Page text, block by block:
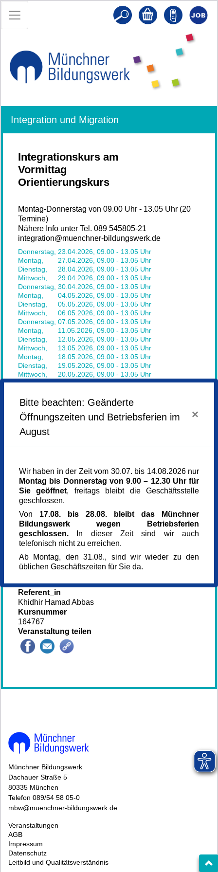
Integration und Migration
Integrationskurs am
Vormittag
Orientierungskurs
Montag-Donnerstag von 09.00 Uhr - 13.05 Uhr (20
Termine)
Nähere Info unter Tel. 089 545805-21
integration@muenchner-bildungswerk.de
Donnerstag, 23.04.2026, 09.00 - 13.05 Uhr
Montag,
27.04.2026, 09.00 - 13.05 Uhr
Dienstag,
28.04.2026, 09.00 - 13.05 Uhr
Mittwoch,
29.04.2026, 09.00 - 13.05 Uhr
Donnerstag, 30.04.2026, 09.00 - 13.05 Uhr
Montag,
04.05.2026, 09.00 - 13.05 Uhr
Dienstag,
05.05.2026, 09.00 - 13.05 Uhr
Mittwoch,
06.05.2026, 09.00 - 13.05 Uhr
Donnerstag, 07.05.2026, 09.00 - 13.05 Uhr
Montag,
11.05.2026, 09.00 - 13.05 Uhr
Dienstag,
12.05.2026, 09.00 - 13.05 Uhr
Mittwoch,
13.05.2026, 09.00 - 13.05 Uhr
Montag,
18.05.2026, 09.00 - 13.05 Uhr
Dienstag,
19.05.2026, 09.00 - 13.05 Uhr
Mittwoch,
20.05.2026, 09.00 - 13.05 Uhr
Donnerstag,21.05.2026,09.00 - 13.05 Uhr
Dienstag,
09.06.2026,09.00 - 13.05 Uhr
Donnerstag,11.06.2026,09.00 - 13.05 Uhr
Veranstaltungsort
Münchner Bildungswerk,1. Stock
München
089 - 54580510
Berechtigt
229 €
Kostenbefreit
0,00 €
Selbstzahler
350 €
Referent_in
Myroslava Savchuk
Beata Nakonieczna
Referent_in
Khidhir Hamad Abbas
Kursnummer
164767
Veranstaltung teilen
Münchner Bildungswerk
Dachauer Straße 5
80335 München
Telefon 089/54 58 05-0
mbw@muenchner-bildungswerk.de
Veranstaltungen
AGB
Impressum
Datenschutz
Leitbild und Qualitätsverständnis
Bitte beachten: Geänderte
Öffnungszeiten und Betriebsferien im
August
×
Wir haben in der Zeit vom 30.07. bis 14.08.2026 nur
Montag bis Donnerstag von 9.00 – 12.30 Uhr für
Sie geöffnet, freitags bleibt die Geschäftsstelle
geschlossen.
Von 17.08. bis 28.08. bleibt das Münchner
Bildungswerk wegen Betriebsferien
geschlossen. In dieser Zeit sind wir auch
telefonisch nicht zu erreichen.
Ab Montag, den 31.08., sind wir wieder zu den
üblichen Geschäftszeiten für Sie da.